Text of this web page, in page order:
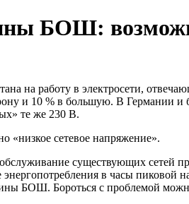
БОШ:
на работу в электросети,
и 10 % в большую. В Германии
те же 230 В.
сетевое напряжение».
существующих сетей
в часы
БОШ. Бороться с проблемой